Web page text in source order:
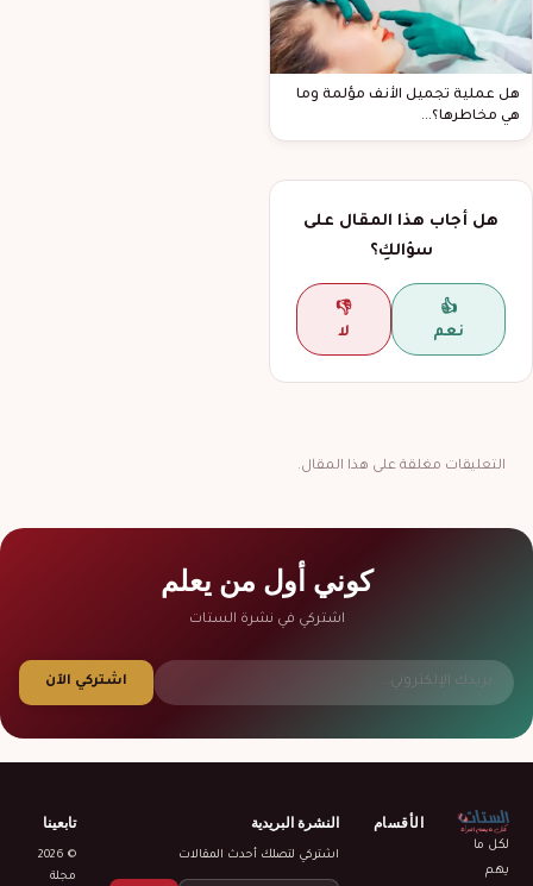
هل عملية تجميل الأنف مؤلمة وما
هي مخاطرها؟…
هل أجاب هذا المقال على
سؤالكِ؟
👍
نعم
👎
لا
التعليقات مغلقة على هذا المقال.
كوني أول من يعلم
اشتركي في نشرة الستات
اشتركي الآن
لكل ما
يهم
الأقسام النشرة البريدية
اشتركي لتصلك أحدث المقالات
تابعينا
© 2026
مجلة